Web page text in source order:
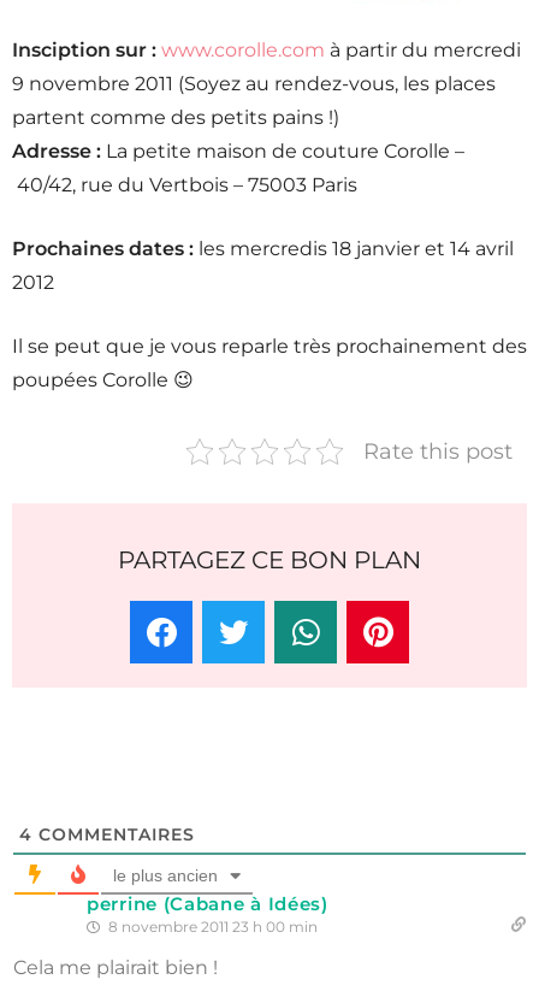
Insciption sur : www.corolle.com à partir du mercredi
9 novembre 2011 (Soyez au rendez-vous, les places
partent comme des petits pains !)
Adresse : La petite maison de couture Corolle –
40/42, rue du Vertbois – 75003 Paris
Prochaines dates : les mercredis 18 janvier et 14 avril
2012
Il se peut que je vous reparle très prochainement des
poupées Corolle 😉
Rate this post
PARTAGEZ CE BON PLAN
4 COMMENTAIRES
le plus ancien
perrine (Cabane à Idées)
8 novembre 2011 23 h 00 min
Cela me plairait bien !